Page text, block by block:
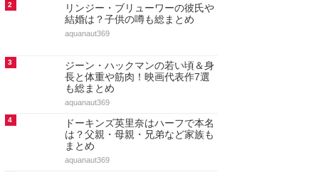
2
リンジー・ブリューワーの彼氏や
結婚は？子供の噂も総まとめ
aquanaut369
3
ジーン・ハックマンの若い頃＆身
長と体重や筋肉！映画代表作7選
も総まとめ
aquanaut369
4
ドーキンズ英里奈はハーフで本名
は？父親・母親・兄弟など家族も
まとめ
aquanaut369